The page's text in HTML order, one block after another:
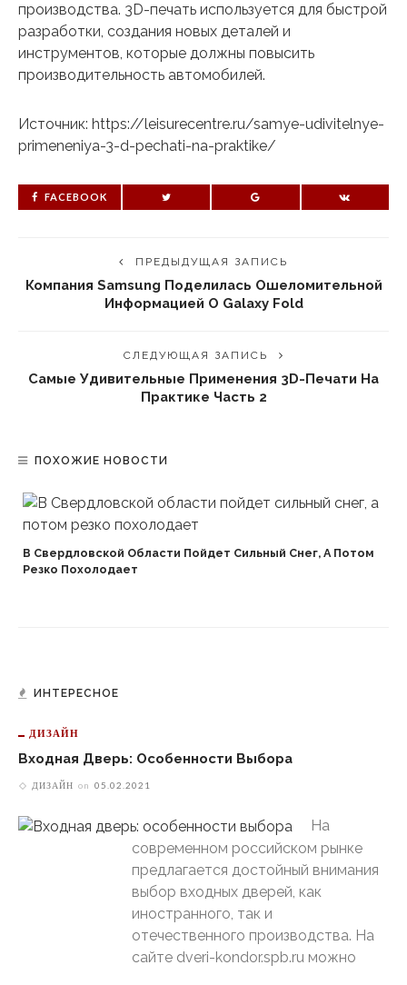
производства. 3D-печать используется для быстрой
разработки, создания новых деталей и
инструментов, которые должны повысить
производительность автомобилей.
Источник: https://leisurecentre.ru/samye-udivitelnye-
primeneniya-3-d-pechati-na-praktike/
FACEBOOK
ПРЕДЫДУЩАЯ ЗАПИСЬ
Компания Samsung Поделилась Ошеломительной
Информацией О Galaxy Fold
СЛЕДУЮЩАЯ ЗАПИСЬ
Самые Удивительные Применения 3D-Печати На
Практике Часть 2
ПОХОЖИЕ НОВОСТИ
В Свердловской Области Пойдет Сильный Снег, А Потом
Резко Похолодает
ИНТЕРЕСНОЕ
ДИЗАЙН
Входная Дверь: Особенности Выбора
ДИЗАЙН on 05.02.2021
На
современном российском рынке
предлагается достойный внимания
выбор входных дверей, как
иностранного, так и
отечественного производства. На
сайте dveri-kondor.spb.ru можно